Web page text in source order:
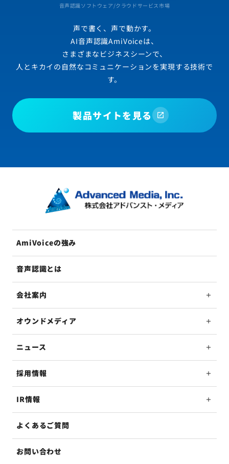
音声認識ソフトウェア/クラウドサービス市場
声で書く、声で動かす。
AI音声認識AmiVoiceは、
さまざまなビジネスシーンで、
人とキカイの自然なコミュニケーションを実現する技術で
す。
製品サイトを見る
AmiVoiceの強み
音声認識とは
会社案内
オウンドメディア
ニュース
採用情報
IR情報
よくあるご質問
お問い合わせ